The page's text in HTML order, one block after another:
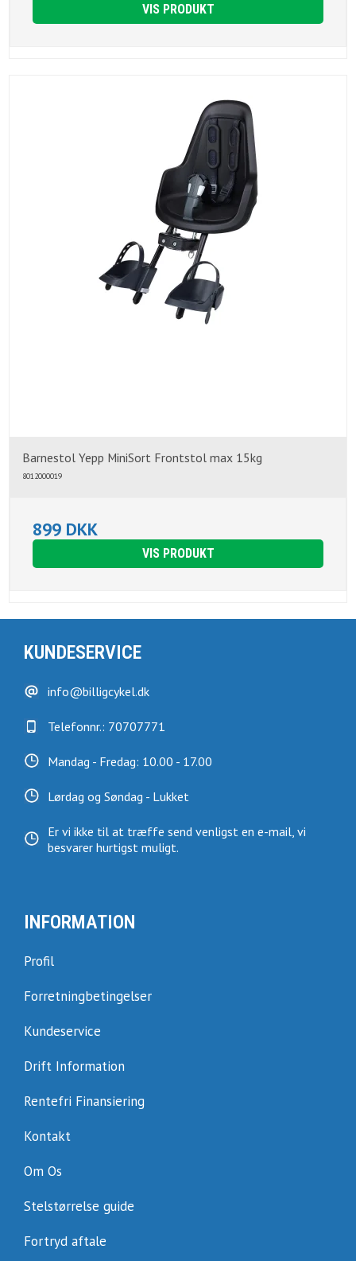
VIS PRODUKT
Barnestol Yepp MiniSort Frontstol max 15kg
8012000019
899 DKK
VIS PRODUKT
KUNDESERVICE
info@billigcykel.dk
Telefonnr.: 70707771
Mandag - Fredag: 10.00 - 17.00
Lørdag og Søndag - Lukket
Er vi ikke til at træffe send venligst en e-mail, vi
besvarer hurtigst muligt.
INFORMATION
Profil
Forretningbetingelser
Kundeservice
Drift Information
Rentefri Finansiering
Kontakt
Om Os
Stelstørrelse guide
Fortryd aftale